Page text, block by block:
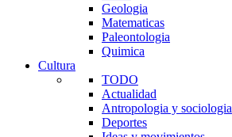
Geologia
Matematicas
Paleontologia
Quimica
Cultura
TODO
Actualidad
Antropologia y sociologia
Deportes